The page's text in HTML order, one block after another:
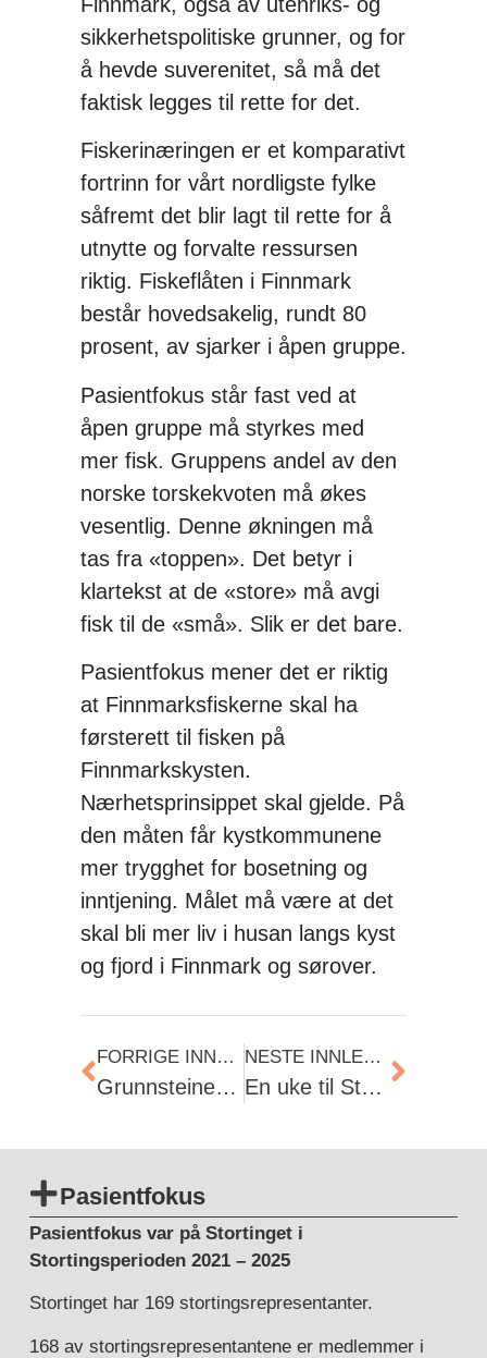
sikkerhetspolitiske grunner, og for
å hevde suverenitet, så må det
faktisk legges til rette for det.
Fiskerinæringen er et komparativt
fortrinn for vårt nordligste fylke
såfremt det blir lagt til rette for å
utnytte og forvalte ressursen
riktig. Fiskeflåten i Finnmark
består hovedsakelig, rundt 80
prosent, av sjarker i åpen gruppe.
Pasientfokus står fast ved at
åpen gruppe må styrkes med
mer fisk. Gruppens andel av den
norske torskekvoten må økes
vesentlig. Denne økningen må
tas fra «toppen». Det betyr i
klartekst at de «store» må avgi
fisk til de «små». Slik er det bare.
Pasientfokus mener det er riktig
at Finnmarksfiskerne skal ha
førsterett til fisken på
Finnmarkskysten.
Nærhetsprinsippet skal gjelde. På
den måten får kystkommunene
mer trygghet for bosetning og
inntjening. Målet må være at det
skal bli mer liv i husan langs kyst
og fjord i Finnmark og sørover.
FORRIGE INNLEGG
Grunnsteinen som gir folk håp.
NESTE INNLEGG
En uke til Stortingsvalget: Ikke Stem taktisk – STEM PASIENTFOKUS
Pasientfokus
Pasientfokus var på Stortinget i
Stortingsperioden 2021 – 2025
Stortinget har 169 stortingsrepresentanter.
168 av stortingsrepresentantene er medlemmer i